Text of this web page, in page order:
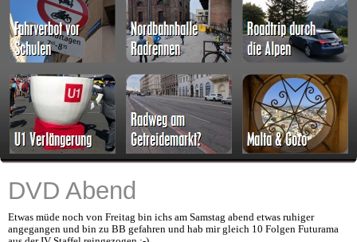
DVD Abend
Etwas müde noch von Freitag bin ichs am Samstag abend etwas ruhiger
angegangen und bin zu BB gefahren und hab mir gleich 10 Folgen Futurama